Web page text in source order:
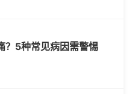
？5种常见病因需警惕